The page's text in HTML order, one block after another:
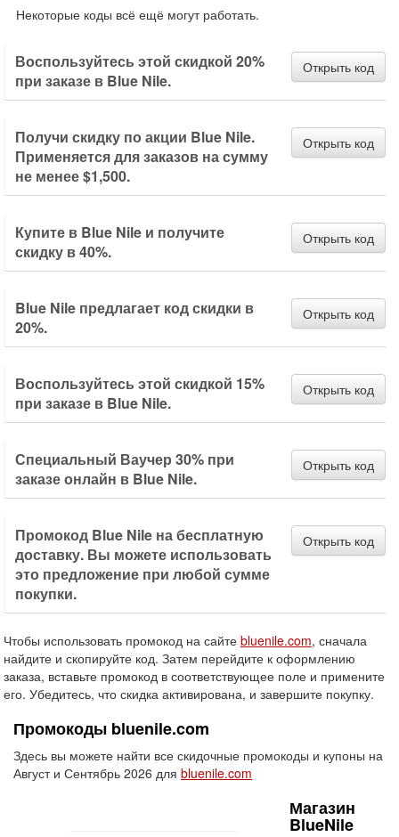
Некоторые коды всё ещё могут работать.
Воспользуйтесь этой скидкой 20%
при заказе в Blue Nile.
Открыть код
Получи скидку по акции Blue Nile.
Применяется для заказов на сумму
не менее $1,500.
Открыть код
Купите в Blue Nile и получите
скидку в 40%.
Открыть код
Blue Nile предлагает код скидки в
20%.
Открыть код
Воспользуйтесь этой скидкой 15%
при заказе в Blue Nile.
Открыть код
Специальный Ваучер 30% при
заказе онлайн в Blue Nile.
Открыть код
Промокод Blue Nile на бесплатную
доставку. Вы можете использовать
это предложение при любой сумме
покупки.
Открыть код
Чтобы использовать промокод на сайте bluenile.com, сначала
найдите и скопируйте код. Затем перейдите к оформлению
заказа, вставьте промокод в соответствующее поле и примените
его. Убедитесь, что скидка активирована, и завершите покупку.
Промокоды bluenile.com
Здесь вы можете найти все скидочные промокоды и купоны на
Август и Сентябрь 2026 для bluenile.com
Магазин
BlueNile